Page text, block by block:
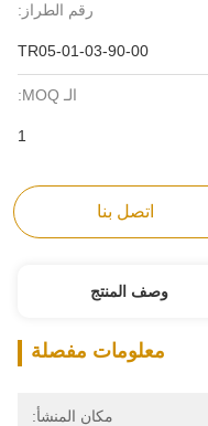
رقم الطراز:
TR05-01-03-90-00
الـ MOQ:
1
اتصل بنا
وصف المنتج
معلومات مفصلة
مكان المنشأ: